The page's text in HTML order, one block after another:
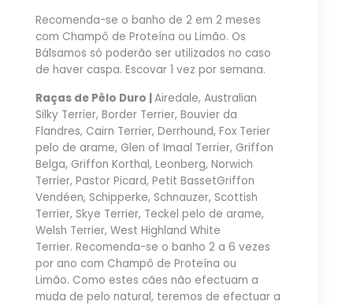
Recomenda-se o banho de 2 em 2 meses
com Champô de Proteína ou Limão. Os
Bálsamos só poderão ser utilizados no caso
de haver caspa. Escovar 1 vez por semana.
Raças de Pêlo Duro |Airedale, Australian
Silky Terrier, Border Terrier, Bouvier da
Flandres, Cairn Terrier, Derrhound, Fox Terier
pelo de arame, Glen of Imaal Terrier, Griffon
Belga, Griffon Korthal, Leonberg, Norwich
Terrier, Pastor Picard, Petit BassetGriffon
Vendéen, Schipperke, Schnauzer, Scottish
Terrier, Skye Terrier, Teckel pelo de arame,
Welsh Terrier, West Highland White
Terrier. Recomenda-se o banho 2 a 6 vezes
por ano com Champô de Proteína ou
Limão. Como estes cães não efectuam a
muda de pelo natural, teremos de efectuar a